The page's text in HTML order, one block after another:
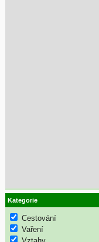
Kategorie
Cestování
Vaření